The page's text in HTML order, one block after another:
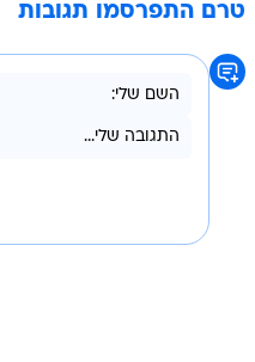
טרם התפרסמו תגובות